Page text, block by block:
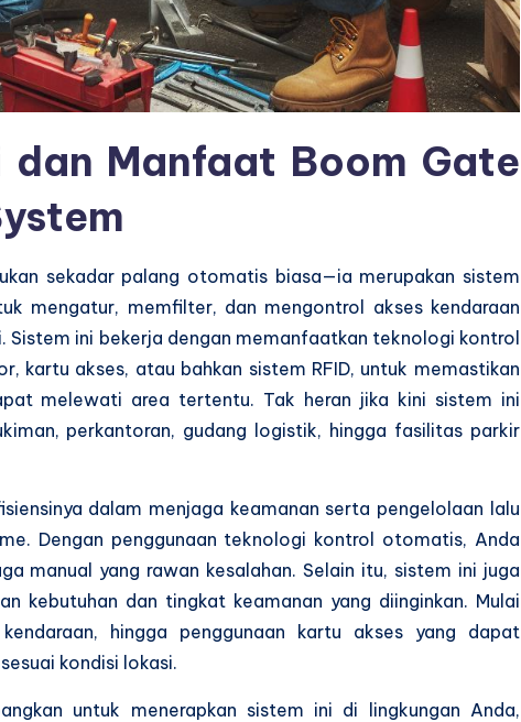
dan Manfaat Boom Gate
sekadar palang otomatis biasa—ia merupakan sistem
mengatur, memfilter, dan mengontrol akses kendaraan
ini bekerja dengan memanfaatkan teknologi kontrol
kartu akses, atau bahkan sistem RFID, untuk memastikan
melewati area tertentu. Tak heran jika kini sistem ini
perkantoran, gudang logistik, hingga fasilitas parkir
dalam menjaga keamanan serta pengelolaan lalu
Dengan penggunaan teknologi kontrol otomatis, Anda
manual yang rawan kesalahan. Selain itu, sistem ini juga
kebutuhan dan tingkat keamanan yang diinginkan. Mulai
hingga penggunaan kartu akses yang dapat
kondisi lokasi.
untuk menerapkan sistem ini di lingkungan Anda,